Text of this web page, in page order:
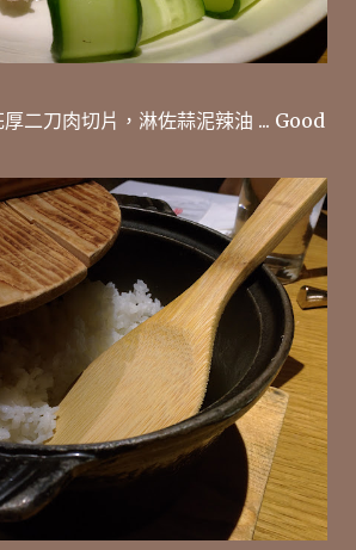
二刀肉切片，淋佐蒜泥辣油 ... Good